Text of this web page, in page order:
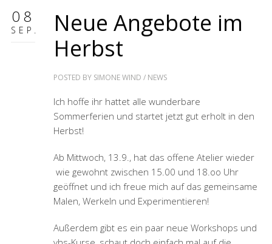
08
SEP.
Neue Angebote im
Herbst
POSTED BY SIMONE WIND / NEWS
Ich hoffe ihr hattet alle wunderbare
Sommerferien und startet jetzt gut erholt in den
Herbst!
Ab Mittwoch, 13.9., hat das offene Atelier wieder
wie gewohnt zwischen 15.00 und 18.oo Uhr
geöffnet und ich freue mich auf das gemeinsame
Malen, Werkeln und Experimentieren!
Außerdem gibt es ein paar neue Workshops und